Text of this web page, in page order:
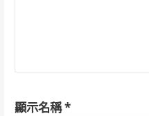
顯示名稱*